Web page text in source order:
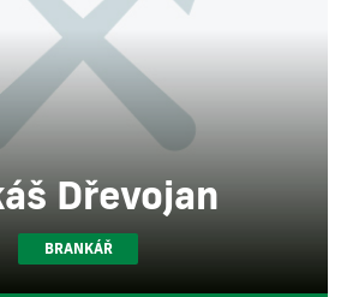
Dřevojan
BRANKÁŘ